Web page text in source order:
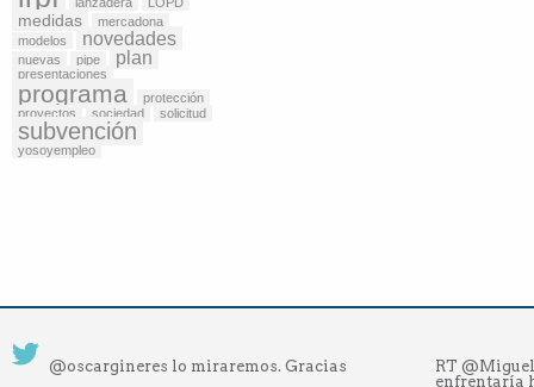
medidas
mercadona
modelos
novedades
nuevas pipe plan
presentaciones
programa
protección
proyectos
sociedad solicitud
subvención
yosoyempleo
@oscargineres lo miraremos. Gracias
RT
enfrentaría